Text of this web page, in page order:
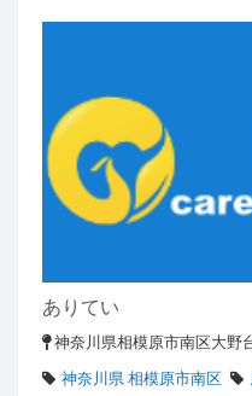
ありてい
神奈川県相模原市南区大野
神奈川県 相模原市南区